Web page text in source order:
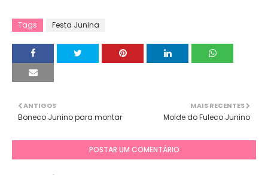
Tags Festa Junina
MAIS RECENTES
Molde do Fuleco Junino
ANTIGOS
Boneco Junino para montar
POSTAR UM COMENTÁRIO